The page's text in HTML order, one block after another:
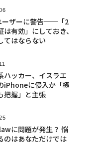
ーザーに警告──「2
は有効」にしておき、
てはならない
ハッカー、イスラエ
iPhoneに侵入か――「極
把握」と主張
に問題が発生？ 悩
のはあなただけでは